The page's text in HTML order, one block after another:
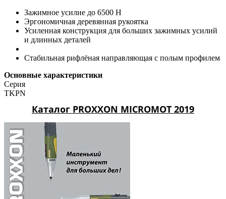
Зажимное усилие до 6500 Н
Эргономичная деревянная рукоятка
Усиленная конструкция для больших зажимных усилий
и длинных деталей
Стабильная рифлёная направляющая с полым профилем
Основные характеристики
Серия
TKPN
Каталог PROXXON MICROMOT 2019